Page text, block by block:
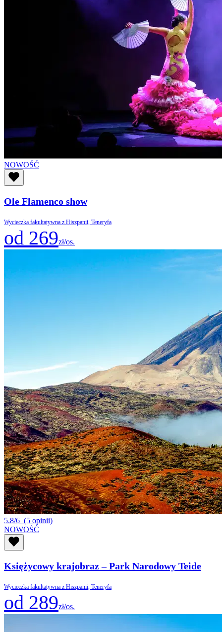
NOWOŚĆ
Ole Flamenco show
Wycieczka fakultatywna z Hiszpanii, Teneryfa
od 269zł/os.
5.8/6 (5 opinii)
NOWOŚĆ
Księżycowy krajobraz – Park Narodowy Teide
Wycieczka fakultatywna z Hiszpanii, Teneryfa
od 289zł/os.